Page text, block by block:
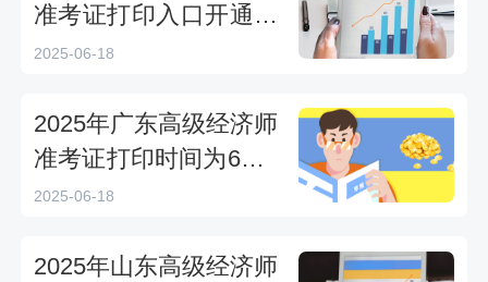
准考证打印入口开通，
6月17日16:00后开始打
2025-06-18
2025年广东高级经济师
准考证打印时间为6月1
7日9:00—6月20日17:0
2025-06-18
2025年山东高级经济师